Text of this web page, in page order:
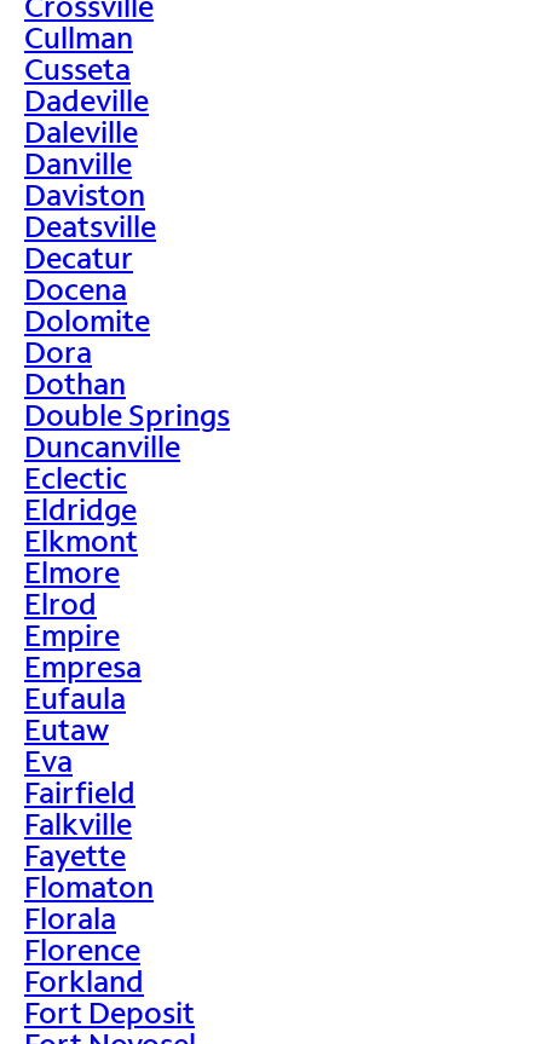
Cullman
Cusseta
Dadeville
Daleville
Danville
Daviston
Deatsville
Decatur
Docena
Dolomite
Dora
Dothan
Double Springs
Duncanville
Eclectic
Eldridge
Elkmont
Elmore
Elrod
Empire
Empresa
Eufaula
Eutaw
Eva
Fairfield
Falkville
Fayette
Flomaton
Florala
Florence
Forkland
Fort Deposit